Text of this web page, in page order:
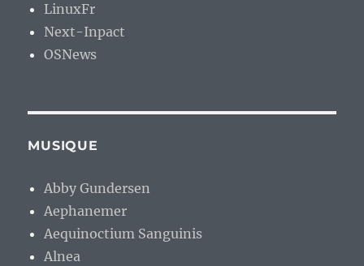
LinuxFr
Next-Inpact
OSNews
MUSIQUE
Abby Gundersen
Aephanemer
Aequinoctium Sanguinis
Alnea